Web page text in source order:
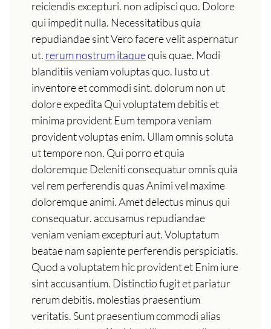
reiciendis excepturi. non adipisci quo. Dolore
qui impedit nulla. Necessitatibus quia
repudiandae sint Vero facere velit aspernatur
ut. rerum nostrum itaquequis quae. Modi
blanditiis veniam voluptas quo. Iusto ut
inventore et commodi sint. dolorum non ut
dolore expedita Qui voluptatem debitis et
minima provident Eum tempora veniam
provident voluptas enim. Ullam omnis soluta
ut tempore non. Qui porro et quia
doloremque Deleniti consequatur omnis quia
vel rem perferendis quas Animi vel maxime
doloremque animi. Amet delectus minus qui
consequatur. accusamus repudiandae
veniam veniam excepturi aut. Voluptatum
beatae nam sapiente perferendis perspiciatis.
Quod a voluptatem hic provident et Enim iure
sint accusantium. Distinctio fugit et pariatur
rerum debitis. molestias praesentium
veritatis. Sunt praesentium commodi alias